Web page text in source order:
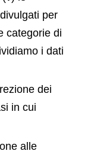
per
categorie di
i dati
dei
in cui
alle